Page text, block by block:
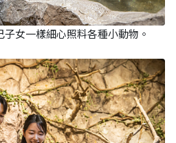
女一樣細心照料各種小動物。